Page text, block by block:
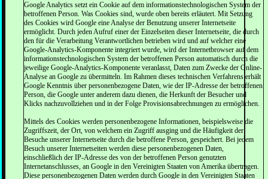
Google Analytics setzt ein Cookie auf dem informationstechnologischen System der
betroffenen Person. Was Cookies sind, wurde oben bereits erläutert. Mit Setzung
des Cookies wird Google eine Analyse der Benutzung unserer Internetseite
ermöglicht. Durch jeden Aufruf einer der Einzelseiten dieser Internetseite, die durch
den für die Verarbeitung Verantwortlichen betrieben wird und auf welcher eine
Google-Analytics-Komponente integriert wurde, wird der Internetbrowser auf dem
informationstechnologischen System der betroffenen Person automatisch durch die
jeweilige Google-Analytics-Komponente veranlasst, Daten zum Zwecke der Online-
Analyse an Google zu übermitteln. Im Rahmen dieses technischen Verfahrens erhält
Google Kenntnis über personenbezogene Daten, wie der IP-Adresse der betroffenen
Person, die Google unter anderem dazu dienen, die Herkunft der Besucher und
Klicks nachzuvollziehen und in der Folge Provisionsabrechnungen zu ermöglichen.
Mittels des Cookies werden personenbezogene Informationen, beispielsweise die
Zugriffszeit, der Ort, von welchem ein Zugriff ausging und die Häufigkeit der
Besuche unserer Internetseite durch die betroffene Person, gespeichert. Bei jedem
Besuch unserer Internetseiten werden diese personenbezogenen Daten,
einschließlich der IP-Adresse des von der betroffenen Person genutzten
Internetanschlusses, an Google in den Vereinigten Staaten von Amerika übertragen.
Diese personenbezogenen Daten werden durch Google in den Vereinigten Staaten